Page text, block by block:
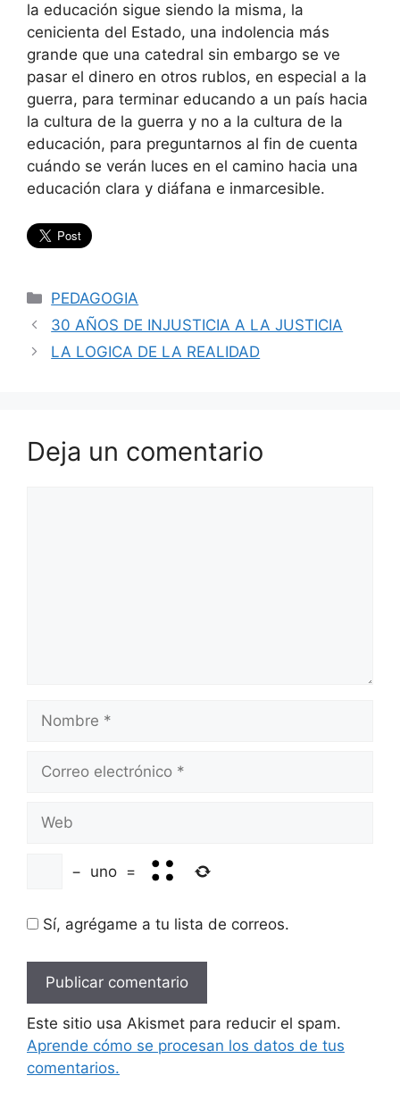
la educación sigue siendo la misma, la
cenicienta del Estado, una indolencia más
grande que una catedral sin embargo se ve
pasar el dinero en otros rublos, en especial a la
guerra, para terminar educando a un país hacia
la cultura de la guerra y no a la cultura de la
educación, para preguntarnos al fin de cuenta
cuándo se verán luces en el camino hacia una
educación clara y diáfana e inmarcesible.
Categorías
PEDAGOGIA
30 AÑOS DE INJUSTICIA A LA JUSTICIA
LA LOGICA DE LA REALIDAD
Deja un comentario
electrónico
− uno =
Sí, agrégame a tu lista de correos.
Este sitio usa Akismet para reducir el spam.
Aprende cómo se procesan los datos de tus
comentarios.